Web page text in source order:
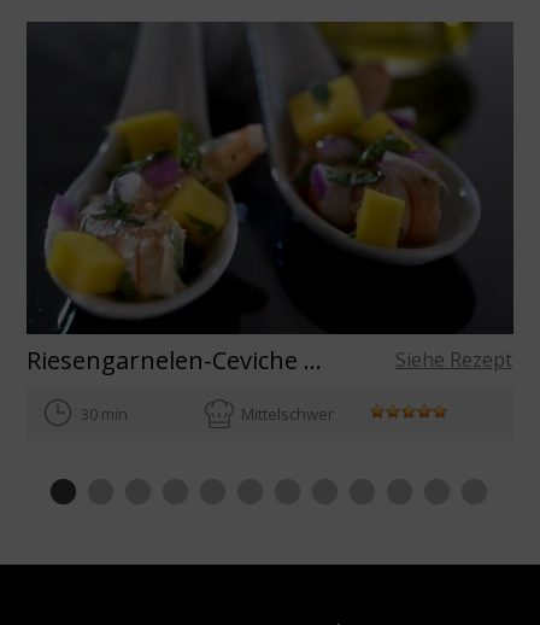
Riesengarnelen-Ceviche mit Mango Siehe Rezept
30 min Mittelschwer